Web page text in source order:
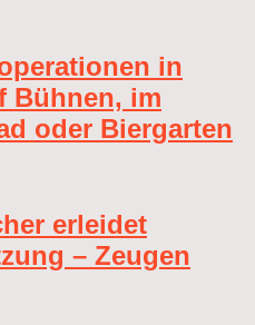
in
Bühnen, im
oder Biergarten
erleidet
– Zeugen